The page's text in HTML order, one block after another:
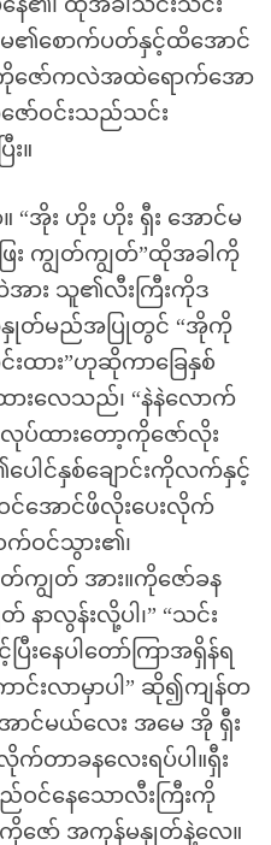
၏၊ ထိုအခါသင်းသင်း
၏စောက်ပတ်နှင့်ထိအောင်
ဇော်ကလဲအထဲရောက်အော
ာ်ဝင်းသည်သင်း
။
“အိုး ဟိုး ဟိုး ရှီး အောင်မ
ဖြေး ကျွတ်ကျွတ်”ထိုအခါကို
အား သူ၏လီးကြီးကိုဒ
ဆွဲနှုတ်မည်အပြုတွင် “အိုကို
ား”ဟုဆိုကာခြေနှစ်
ားလေသည်၊ “နဲနဲလောက်
လုပ်ထားတော့ကိုဇော်လိုး
ေါင်နှစ်ချောင်းကိုလက်နှင့်
င်အောင်ဖိလိုးပေးလိုက်
က်ဝင်သွား၏၊
ကျွတ် အား။ကိုဇော်ခန
နာလွန်းလို့ပါ၊” “သင်း
းနေပါတော်ကြာအရှိန်ရ
ာင်းလာမှာပါ” ဆို၍ကျန်တ
ာင်မယ်လေး အမေ အို ရှီး
တာခနလေးရပ်ပါ။ရှီး
ဝင်နေသောလီးကြီးကို
ဇော် အကုန်မနှုတ်နဲ့လေ။